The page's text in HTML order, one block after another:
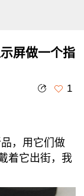
屏做一个指
1
，用它们做
着它出街，我